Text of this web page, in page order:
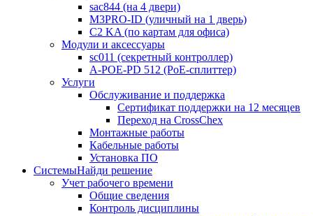
sac844 (на 4 двери)
M3PRO-ID (уличный на 1 дверь)
C2 KA (по картам для офиса)
Модули и аксессуары
sc011 (секретный контроллер)
A-POE-PD 512 (PoE-сплиттер)
Услуги
Обслуживание и поддержка
Сертификат поддержки на 12 месяцев
Переход на CrossChex
Монтажные работы
Кабельные работы
Установка ПО
СистемыНайди решение
Учет рабочего времени
Общие сведения
Контроль дисциплины